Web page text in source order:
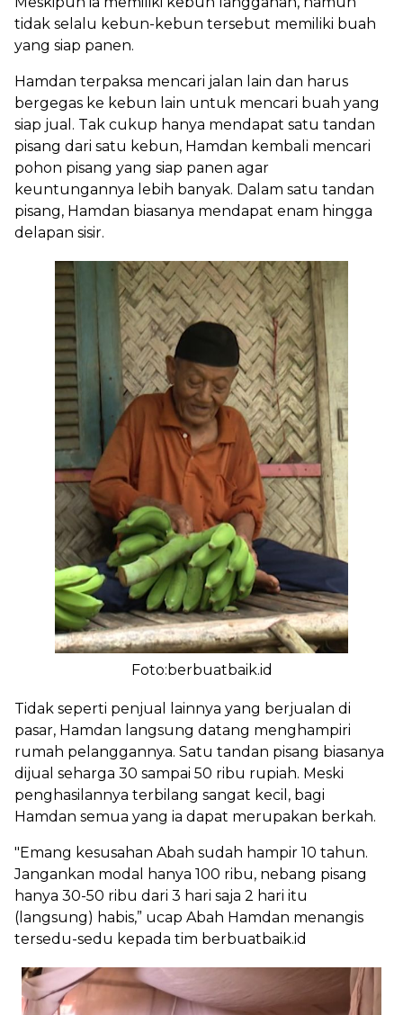
tidak selalu kebun-kebun tersebut memiliki buah
yang siap panen.
Hamdan terpaksa mencari jalan lain dan harus
bergegas ke kebun lain untuk mencari buah yang
siap jual. Tak cukup hanya mendapat satu tandan
pisang dari satu kebun, Hamdan kembali mencari
pohon pisang yang siap panen agar
keuntungannya lebih banyak. Dalam satu tandan
pisang, Hamdan biasanya mendapat enam hingga
delapan sisir.
Foto:berbuatbaik.id
Tidak seperti penjual lainnya yang berjualan di
pasar, Hamdan langsung datang menghampiri
rumah pelanggannya. Satu tandan pisang biasanya
dijual seharga 30 sampai 50 ribu rupiah. Meski
penghasilannya terbilang sangat kecil, bagi
Hamdan semua yang ia dapat merupakan berkah.
"Emang kesusahan Abah sudah hampir 10 tahun.
Jangankan modal hanya 100 ribu, nebang pisang
hanya 30-50 ribu dari 3 hari saja 2 hari itu
(langsung) habis,” ucap Abah Hamdan menangis
tersedu-sedu kepada tim berbuatbaik.id